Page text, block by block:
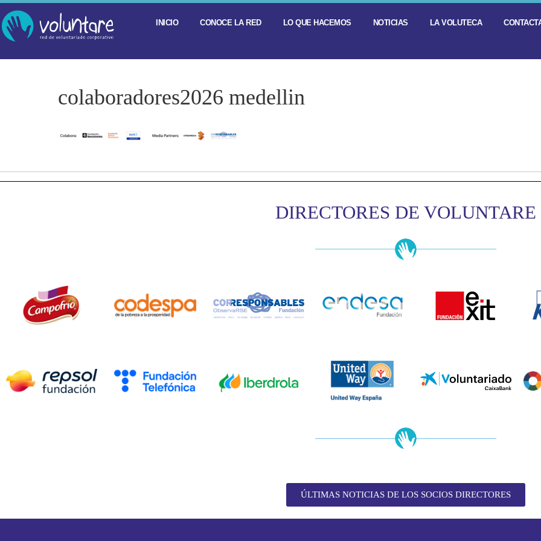
INICIO CONOCE LA RED LO QUE HACEMOS NOTICIAS LA VOLUTECA
colaboradores2026 medellin
DIRECTORES DE VOLUNTARE
ÚLTIMAS NOTICIAS DE LOS SOCIOS DIRECTORES